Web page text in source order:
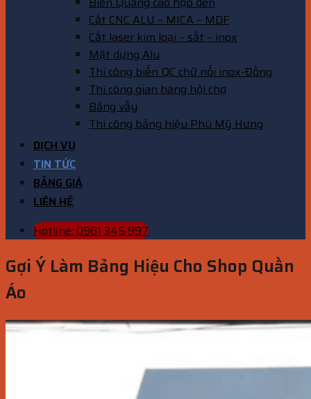
Cắt CNC ALU – MICA – MDF
Cắt laser kim loại – sắt – inox
Mặt dựng Alu
Thi công biển QC chữ nổi inox-Đồng
Thi công gian hàng hội chợ
Bảng vẫy
Thi công bảng hiệu Phú Mỹ Hưng
DỊCH VỤ
TIN TỨC
BẢNG GIÁ
LIÊN HỆ
Hotline: 0961 345 997
Gợi Ý Làm Bảng Hiệu Cho Shop Quần
Áo